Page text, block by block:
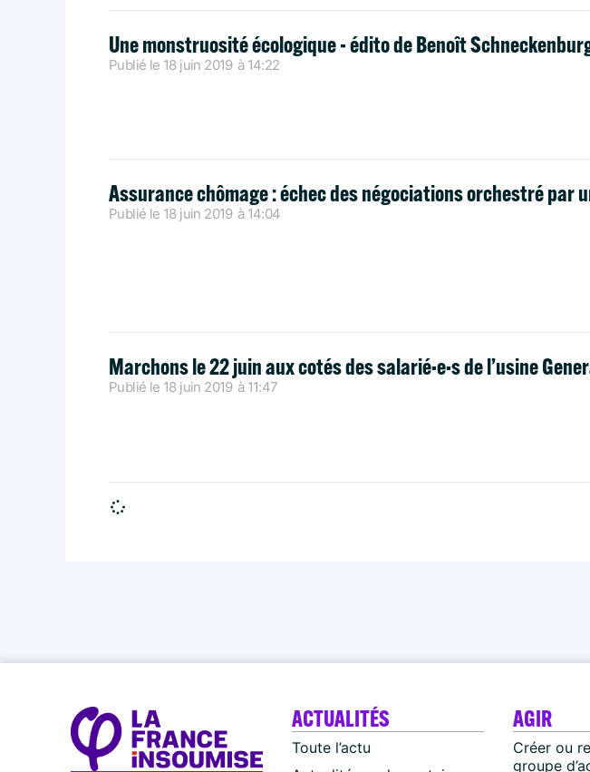
Une monstruosité écologique - édito de Benoît
Publié le 18 juin 2019 à 14:22
Assurance chômage : échec des négociations orchestré par
Publié le 18 juin 2019 à 14:04
Marchons le 22 juin aux cotés des salarié·e·s de l’usine
Publié le 18 juin 2019 à 11:47
ACTUALITÉS
Toute l’actu
AGIR
Créer ou
groupe